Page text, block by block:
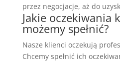
przez negocjacje, aż do
Jakie oczekiwania
możemy spełnić?
Nasze klienci oczekują
Chcemy spełnić ich